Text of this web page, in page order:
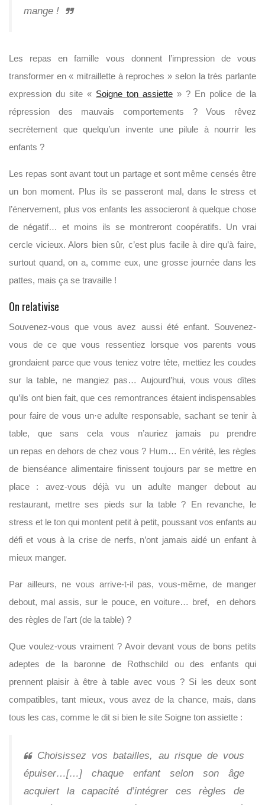
mange !
Les repas en famille vous donnent l’impression de vous
transformer en « mitraillette à reproches » selon la très parlante
expression du site « Soigne ton assiette » ? En police de la
répression des mauvais comportements ? Vous rêvez
secrètement que quelqu’un invente une pilule à nourrir les
enfants ?
Les repas sont avant tout un partage et sont même censés être
un bon moment. Plus ils se passeront mal, dans le stress et
l’énervement, plus vos enfants les associeront à quelque chose
de négatif… et moins ils se montreront coopératifs. Un vrai
cercle vicieux. Alors bien sûr, c’est plus facile à dire qu’à faire,
surtout quand, on a, comme eux, une grosse journée dans les
pattes, mais ça se travaille !
On relativise
Souvenez-vous que vous avez aussi été enfant. Souvenez-
vous de ce que vous ressentiez lorsque vos parents vous
grondaient parce que vous teniez votre tête, mettiez les coudes
sur la table, ne mangiez pas… Aujourd’hui, vous vous dîtes
qu’ils ont bien fait, que ces remontrances étaient indispensables
pour faire de vous un·e adulte responsable, sachant se tenir à
table, que sans cela vous n’auriez jamais pu prendre
un repas en dehors de chez vous ? Hum… En vérité, les règles
de bienséance alimentaire finissent toujours par se mettre en
place : avez-vous déjà vu un adulte manger debout au
restaurant, mettre ses pieds sur la table ? En revanche, le
stress et le ton qui montent petit à petit, poussant vos enfants au
défi et vous à la crise de nerfs, n’ont jamais aidé un enfant à
mieux manger.
Par ailleurs, ne vous arrive-t-il pas, vous-même, de manger
debout, mal assis, sur le pouce, en voiture… bref, en dehors
des règles de l’art (de la table) ?
Que voulez-vous vraiment ? Avoir devant vous de bons petits
adeptes de la baronne de Rothschild ou des enfants qui
prennent plaisir à être à table avec vous ? Si les deux sont
compatibles, tant mieux, vous avez de la chance, mais, dans
tous les cas, comme le dit si bien le site Soigne ton assiette :
Choisissez vos batailles, au risque de vous
épuiser…[…] chaque enfant selon son âge
acquiert la capacité d’intégrer ces règles de